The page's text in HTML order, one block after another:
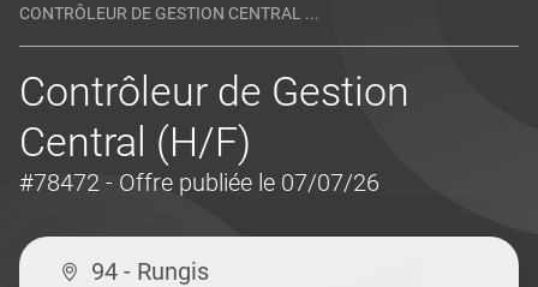
CONTRÔLEUR DE GESTION CENTRAL ...
Contrôleur de Gestion
Central (H/F)
#78472 - Offre publiée le 07/07/26
94 - Rungis